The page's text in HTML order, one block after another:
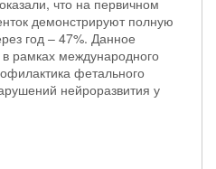
что на первичном
демонстрируют полную
год – 47%. Данное
рамках международного
фетального
нейроразвития у